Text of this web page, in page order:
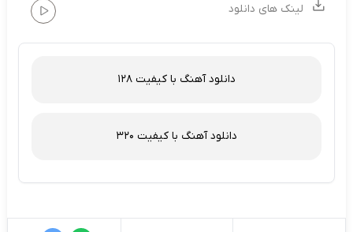
لینک های دانلود
دانلود آهنگ با کیفیت 128
دانلود آهنگ با کیفیت 320